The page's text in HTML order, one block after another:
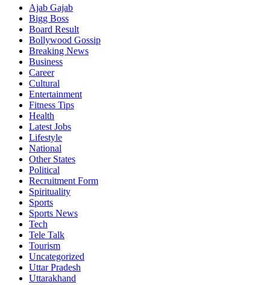
Ajab Gajab
Bigg Boss
Board Result
Bollywood Gossip
Breaking News
Business
Career
Cultural
Entertainment
Fitness Tips
Health
Latest Jobs
Lifestyle
National
Other States
Political
Recruitment Form
Spirituality
Sports
Sports News
Tech
Tele Talk
Tourism
Uncategorized
Uttar Pradesh
Uttarakhand